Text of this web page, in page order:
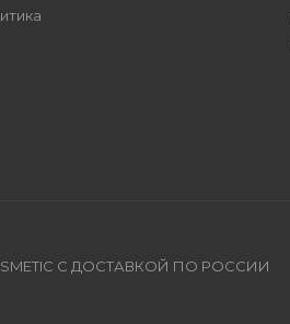
С ДОСТАВКОЙ ПО РОССИИ